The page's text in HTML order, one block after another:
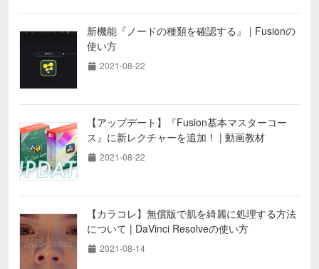
新機能『ノードの種類を確認する』 | Fusionの
使い方
2021-08-22
【アップデート】『Fusion基本マスターコー
ス』に新レクチャーを追加！ | 動画教材
2021-08-22
【カラコレ】無償版で肌を綺麗に処理する方法
について | DaVinci Resolveの使い方
2021-08-14